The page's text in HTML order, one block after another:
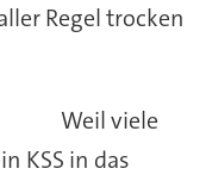
Regel trocken
Weil viele
KSS in das